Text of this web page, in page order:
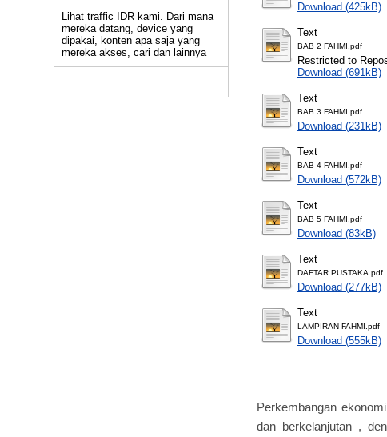
Lihat traffic IDR kami. Dari mana
mereka datang, device yang
dipakai, konten apa saja yang
mereka akses, cari dan lainnya
Download (425kB)
Text
BAB 2 FAHMI.pdf
Restricted to
Download (691kB)
Text
BAB 3 FAHMI.pdf
Download (231kB)
Text
BAB 4 FAHMI.pdf
Download (572kB)
Text
BAB 5 FAHMI.pdf
Download (83kB)
Text
DAFTAR PUSTAKA.pdf
Download (277kB)
Text
LAMPIRAN FAHMI.pdf
Download (555kB)
Perkembangan
dan berkelanjutan ,